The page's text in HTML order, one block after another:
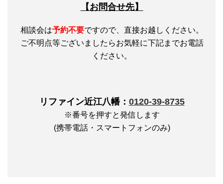
【お問合せ先】
相談会は予約不要ですので、直接お越しください。
ご不明点等ございましたらお気軽に下記までお電話
ください。
リファイン近江八幡： 0120-39-8735
※番号を押すと発信します
(携帯電話・スマートフォンのみ)